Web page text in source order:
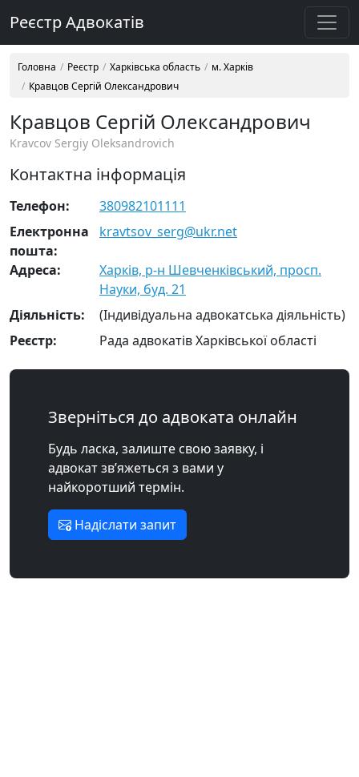
Реєстр Адвокатів
Головна Реєстр Харківська область
м. Харків
Кравцов Сергій Олександрович
Кравцов Сергій Олександрович
Kravcov Sergiy Oleksandrovich
Контактна інформація
Телефон:
380982101111
Електронна
пошта:
kravtsov_serg@ukr.net
Адреса:
Харків, р-н Шевченківський, просп.
Науки, буд. 21
Діяльність:
(Індивідуальна адвокатська діяльність)
Реєстр:
Рада адвокатів Харківської області
Зверніться до адвоката онлайн
Будь ласка, залиште свою заявку, і
адвокат зв’яжеться з вами у
найкоротший термін.
Надіслати запит